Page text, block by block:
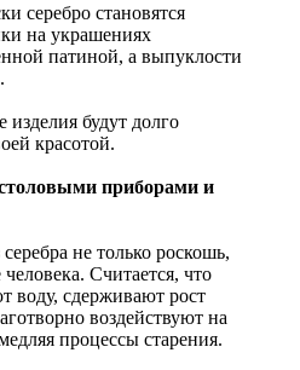
серебро становятся
на украшениях
патиной, а выпуклости
будут долго
красотой.
приборами и
не только роскошь,
Считается, что
воду, сдерживают рост
воздействуют на
процессы старения.